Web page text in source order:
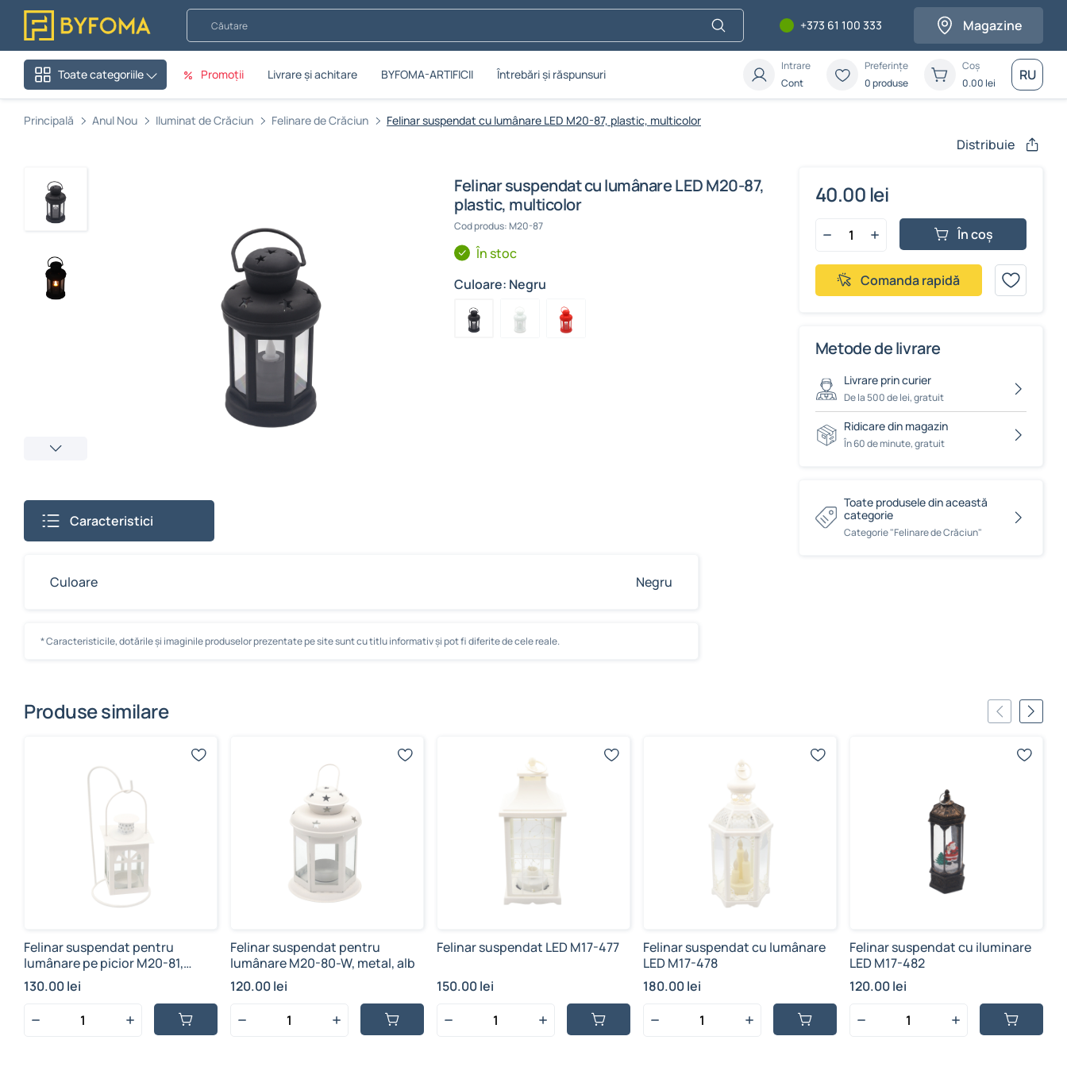
Căutare
+373 61 100 333 Magazine
Toate categoriile Promoții Livrare și achitare BYFOMA-ARTIFICII Întrebări și răspunsuri
Intrare
Cont
Preferințe
0 produse
Coș
0.00 lei RU
Principală Anul Nou Iluminat de Crăciun Felinare de Crăciun Felinar suspendat cu lumânare LED M20-87, plastic, multicolor
Felinar suspendat cu lumânare LED M20-87,
plastic, multicolor
Cod produs: M20-87
În stoc
Culoare: Negru
Distribuie
40.00 lei
În coș
Comanda rapidă
Metode de livrare
Livrare prin curier
De la 500 de lei, gratuit
Ridicare din magazin
În 60 de minute, gratuit
Toate produsele din această
categorie
Сategorie "Felinare de Crăciun"
Caracteristici
Culoare Negru
* Caracteristicile, dotările și imaginile produselor prezentate pe site sunt cu titlu informativ și pot fi diferite de cele reale.
Produse similare
Felinar suspendat pentru
lumânare pe picior M20-81,
metal, alb
130.00 lei
Felinar suspendat pentru
lumânare M20-80-W, metal, alb
120.00 lei
Felinar suspendat LED M17-477
150.00 lei
Felinar suspendat cu lumânare
LED M17-478
180.00 lei
Felinar suspendat cu iluminare
LED M17-482
120.00 lei